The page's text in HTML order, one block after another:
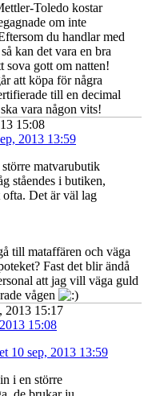
Toledo kostar
om inte
du handlar med
kan det vara en bra
sova gott om natten!
att köpa för några
till en decimal
vara någon vits!
15:08
2013 13:59
matvarubutik
ståendes i butiken,
ofta. Det är väl lag
till mataffären och väga
Fast det blir ändå
att jag vill väga guld
vågen
2013 15:17
15:08
10 sep, 2013 13:59
i en större